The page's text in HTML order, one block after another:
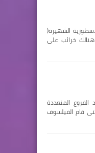
الشهيرة(
خرائب على
الفروع المتعددة
قام الفيلسوف